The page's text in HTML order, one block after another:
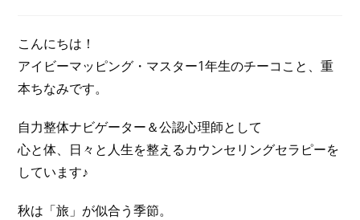
こんにちは！
アイビーマッピング・マスター1年生のチーコこと、重
本ちなみです。
自力整体ナビゲーター＆公認心理師として
心と体、日々と人生を整えるカウンセリングセラピーを
しています♪
秋は「旅」が似合う季節。